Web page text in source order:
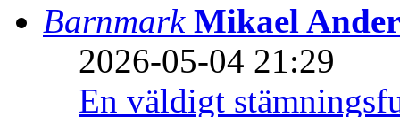
Barnmark Mikael
2026-05-04 21:29
En väldigt